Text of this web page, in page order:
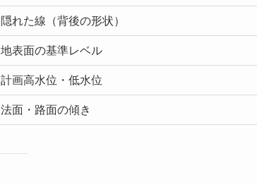
隠れた線（背後の形状）
地表面の基準レベル
計画高水位・低水位
法面・路面の傾き